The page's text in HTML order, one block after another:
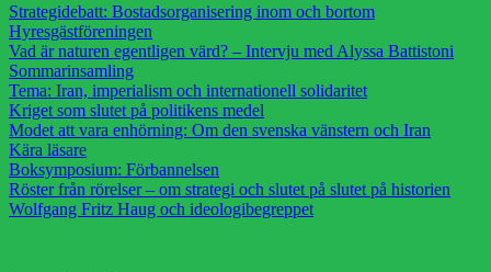
Strategidebatt: Bostadsorganisering inom och bortom
Hyresgästföreningen
Vad är naturen egentligen värd? – Intervju med Alyssa Battistoni
Sommarinsamling
Tema: Iran, imperialism och internationell solidaritet
Kriget som slutet på politikens medel
Modet att vara enhörning: Om den svenska vänstern och Iran
Kära läsare
Boksymposium: Förbannelsen
Röster från rörelser – om strategi och slutet på slutet på historien
Wolfgang Fritz Haug och ideologibegreppet